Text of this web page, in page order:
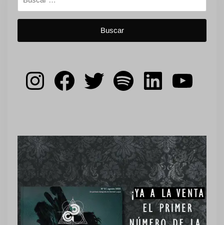
Instagram
Facebook
TwitterSpotify
LinkedIn